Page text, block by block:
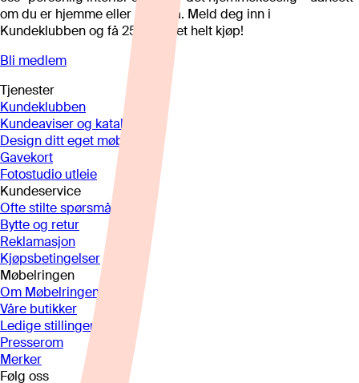
om du er hjemme eller på hytta. Meld deg inn i
Kundeklubben og få 25%* på et helt kjøp!
Bli medlem
Tjenester
Kundeklubben
Kundeaviser og kataloger
Design ditt eget møbel
Gavekort
Fotostudio utleie
Kundeservice
Ofte stilte spørsmål
Bytte og retur
Reklamasjon
Kjøpsbetingelser
Møbelringen
Om Møbelringen
Våre butikker
Ledige stillinger
Presserom
Merker
Følg oss